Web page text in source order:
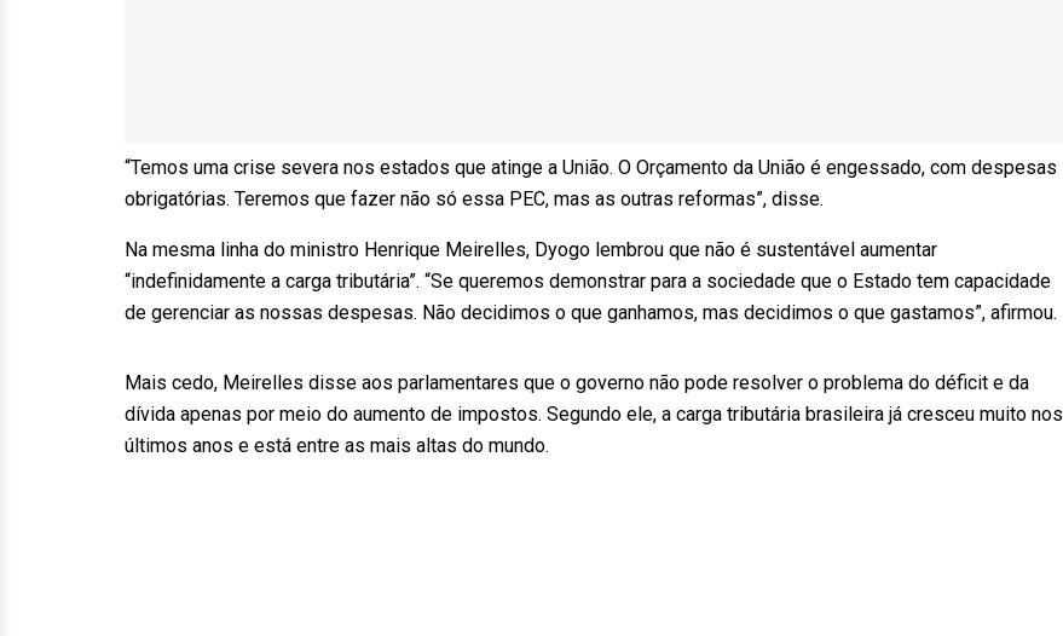
“Temos uma crise severa nos estados que atinge a União. O Orçamento da União é engessado, com despesas
obrigatórias. Teremos que fazer não só essa PEC, mas as outras reformas”, disse.
Na mesma linha do ministro Henrique Meirelles, Dyogo lembrou que não é sustentável aumentar
“indefinidamente a carga tributária”. “Se queremos demonstrar para a sociedade que o Estado tem capacidade
de gerenciar as nossas despesas. Não decidimos o que ganhamos, mas decidimos o que gastamos”, afirmou.
Mais cedo, Meirelles disse aos parlamentares que o governo não pode resolver o problema do déficit e da
dívida apenas por meio do aumento de impostos. Segundo ele, a carga tributária brasileira já cresceu muito nos
últimos anos e está entre as mais altas do mundo.